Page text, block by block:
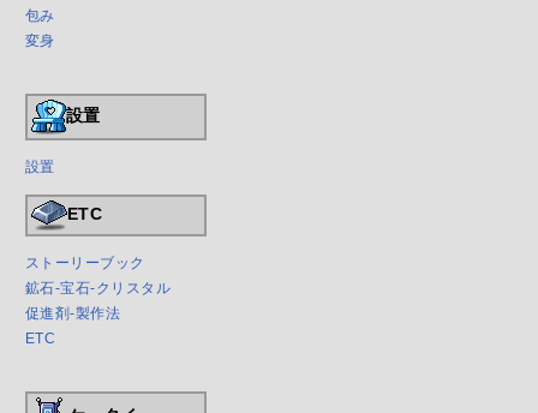
包み
変身
設置
設置
ETC
ストーリーブック
鉱石-宝石-クリスタル
促進剤-製作法
ETC